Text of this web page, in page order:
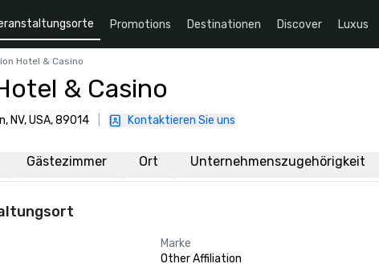
Promotions Destinationen Discover Luxus
Hotel & Casino
& Casino
NV, USA, 89014 Kontaktieren Sie uns
Gästezimmer Ort Unternehmenszugehörigkeit
Marke
Other Affiliation